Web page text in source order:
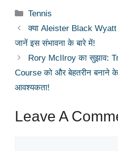
Categories
Tennis
क्या Aleister Black
जानें इस संभावना के बारे में!
Rory McIlroy का सुझाव:
Course को और बेहतरीन बनाने
आवश्यकता!
Leave A